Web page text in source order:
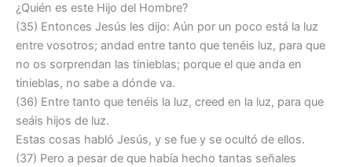
¿Quién es este Hijo del Hombre?
(35) Entonces Jesús les dijo: Aún por un poco está la luz
entre vosotros; andad entre tanto que tenéis luz, para que
no os sorprendan las tinieblas; porque el que anda en
tinieblas, no sabe a dónde va.
(36) Entre tanto que tenéis la luz, creed en la luz, para que
seáis hijos de luz.
Estas cosas habló Jesús, y se fue y se ocultó de ellos.
(37) Pero a pesar de que había hecho tantas señales